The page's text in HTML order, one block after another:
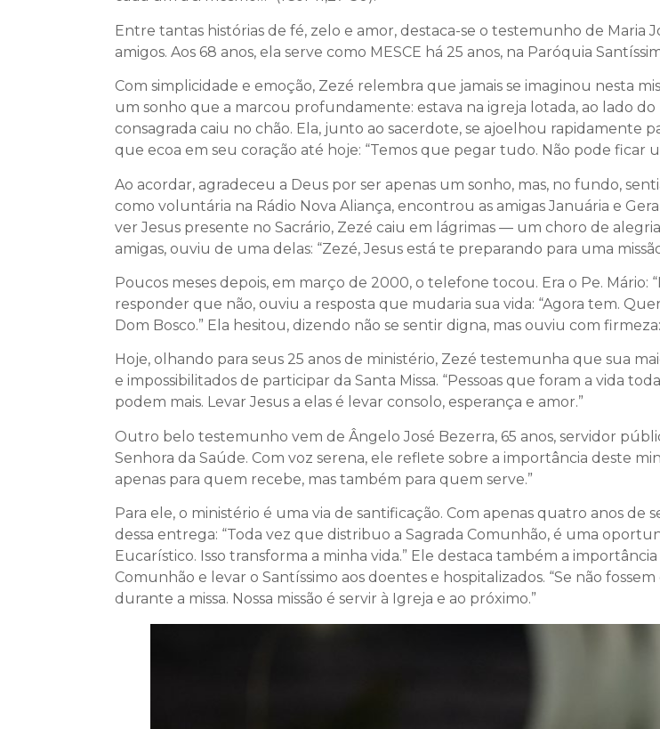
Entre tantas histórias de fé, zelo e amor, destaca-se o testemunho de Maria
amigos. Aos 68 anos, ela serve como MESCE há 25 anos, na Paróquia
Com simplicidade e emoção, Zezé relembra que jamais se imaginou nesta
um sonho que a marcou profundamente: estava na igreja lotada, ao lado
consagrada caiu no chão. Ela, junto ao sacerdote, se ajoelhou rapidamente
que ecoa em seu coração até hoje: “Temos que pegar tudo. Não pode ficar
Ao acordar, agradeceu a Deus por ser apenas um sonho, mas, no fundo,
como voluntária na Rádio Nova Aliança, encontrou as amigas Januária e
ver Jesus presente no Sacrário, Zezé caiu em lágrimas — um choro de
amigas, ouviu de uma delas: “Zezé, Jesus está te preparando para uma
Poucos meses depois, em março de 2000, o telefone tocou. Era o Pe. Mário:
responder que não, ouviu a resposta que mudaria sua vida: “Agora tem.
Dom Bosco.” Ela hesitou, dizendo não se sentir digna, mas ouviu com
Hoje, olhando para seus 25 anos de ministério, Zezé testemunha que sua
e impossibilitados de participar da Santa Missa. “Pessoas que foram a vida
podem mais. Levar Jesus a elas é levar consolo, esperança e amor.”
Outro belo testemunho vem de Ângelo José Bezerra, 65 anos, servidor
Senhora da Saúde. Com voz serena, ele reflete sobre a importância deste
apenas para quem recebe, mas também para quem serve.”
Para ele, o ministério é uma via de santificação. Com apenas quatro anos de
dessa entrega: “Toda vez que distribuo a Sagrada Comunhão, é uma
Eucarístico. Isso transforma a minha vida.” Ele destaca também a
Comunhão e levar o Santíssimo aos doentes e hospitalizados. “Se não
durante a missa. Nossa missão é servir à Igreja e ao próximo.”